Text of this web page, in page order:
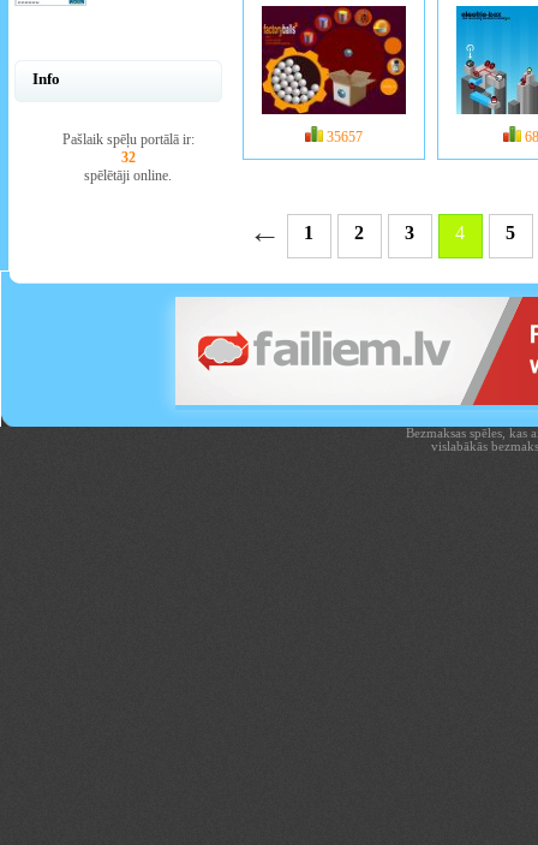
Info
Pašlaik spēļu portālā ir:
32
spēlētāji online.
35657
← 1 2 3 4 5
Bezmaksas spēles,
vislabākās